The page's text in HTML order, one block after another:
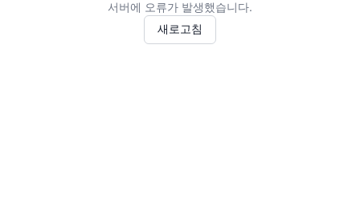
서버에 오류가 발생했습니다.
새로고침